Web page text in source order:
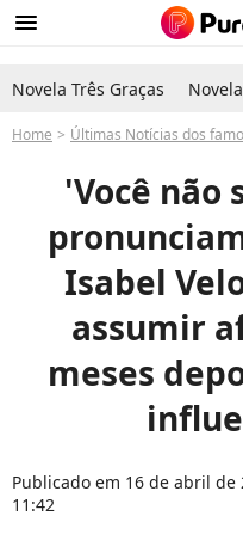
menu
Novela Três Graças
Home Últimas Notícias dos
'Você não
Isabel
assumir
meses
Publicado em 16 de abril de
11:42